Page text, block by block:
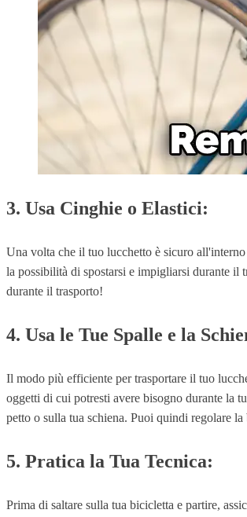
3. Usa Cinghie o Elastici:
Una volta che il tuo lucchetto è sicuro
la possibilità di spostarsi e impigliarsi durante il
durante il trasporto!
4. Usa le Tue Spalle e la
Il modo più efficiente per trasportare il tuo
oggetti di cui potresti avere bisogno durante la
petto o sulla tua schiena. Puoi quindi regolare
5. Pratica la Tua Tecnica:
Prima di saltare sulla tua bicicletta e partire,